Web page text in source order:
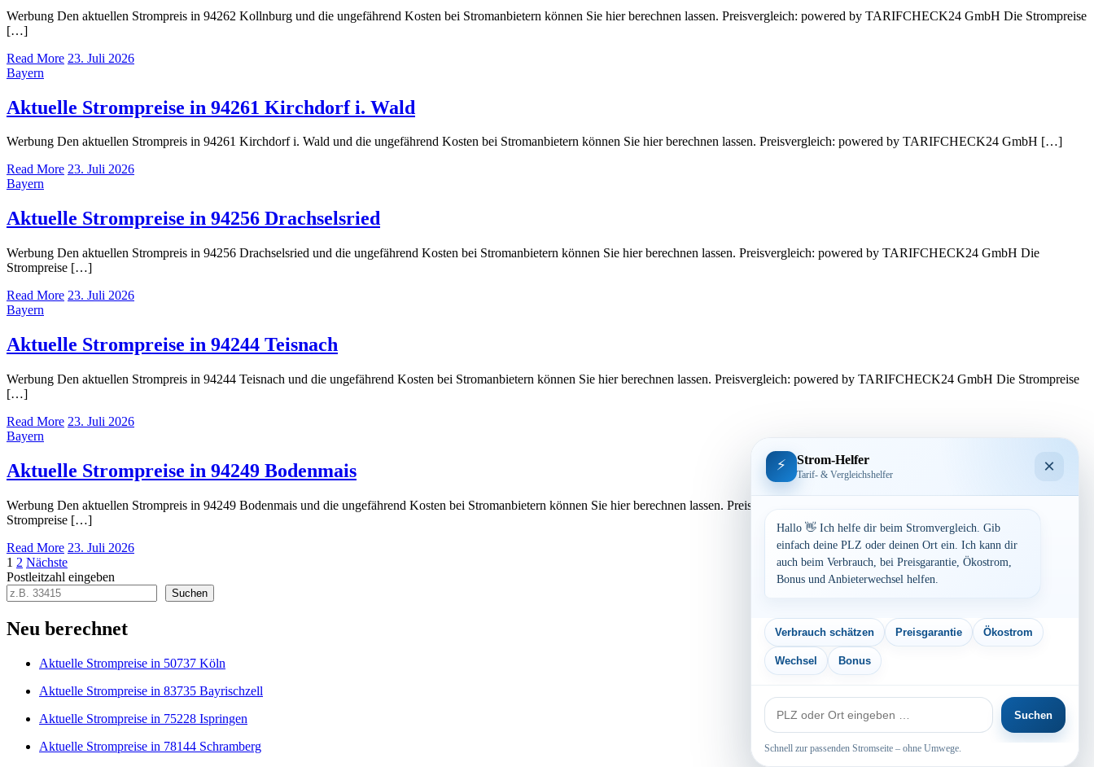
Werbung Den aktuellen Strompreis in 94262 Kollnburg und die ungefährend Kosten bei Stromanbietern können Sie hier berechnen lassen. Preisvergleich: powered by TARIFCHECK24 GmbH Die Strompreise
[…]
Read More 23. Juli 2026
Bayern
Aktuelle Strompreise in 94261 Kirchdorf i. Wald
Werbung Den aktuellen Strompreis in 94261 Kirchdorf i. Wald und die ungefährend Kosten bei Stromanbietern können Sie hier berechnen lassen. Preisvergleich: powered by TARIFCHECK24 GmbH […]
Read More 23. Juli 2026
Bayern
Aktuelle Strompreise in 94256 Drachselsried
Werbung Den aktuellen Strompreis in 94256 Drachselsried und die ungefährend Kosten bei Stromanbietern können Sie hier berechnen lassen. Preisvergleich: powered by TARIFCHECK24 GmbH Die
Strompreise […]
Read More 23. Juli 2026
Bayern
Aktuelle Strompreise in 94244 Teisnach
Werbung Den aktuellen Strompreis in 94244 Teisnach und die ungefährend Kosten bei Stromanbietern können Sie hier berechnen lassen. Preisvergleich: powered by TARIFCHECK24 GmbH Die Strompreise
[…]
Read More 23. Juli 2026
Bayern
Aktuelle Strompreise in 94249 Bodenmais
Werbung Den aktuellen Strompreis in 94249 Bodenmais und die ungefährend Kosten bei Stromanbietern können Sie hier berechnen lassen. Preisvergleich: powered by TARIFCHECK24 GmbH Die
Strompreise […]
Read More 23. Juli 2026
Seitennummerierung
der
Beiträge
1 2 Nächste
Postleitzahl eingeben
Suchen
Neu berechnet
Aktuelle Strompreise in 50737 Köln
Aktuelle Strompreise in 83735 Bayrischzell
Aktuelle Strompreise in 75228 Ispringen
Aktuelle Strompreise in 78144 Schramberg
⚡ Strom-Helfer
Tarif- & Vergleichshelfer ×
Hallo 👋 Ich helfe dir beim Stromvergleich. Gib
einfach deine PLZ oder deinen Ort ein. Ich kann dir
auch beim Verbrauch, bei Preisgarantie, Ökostrom,
Bonus und Anbieterwechsel helfen.
Verbrauch schätzen Preisgarantie Ökostrom
Wechsel Bonus
PLZ
oder
Ort
Suchen
Schnell zur passenden Stromseite – ohne Umwege.